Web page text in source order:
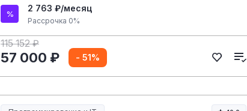
2 763 ₽/месяц
Рассрочка 0%
115 152 ₽
57 000 ₽ - 51%